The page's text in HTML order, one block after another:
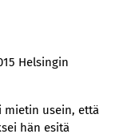
Helsingin
mietin usein, että
hän esitä